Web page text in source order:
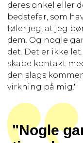
deres onkel eller
bedstefar, som
føler jeg, at jeg
dem. Og nogle
det. Det er ikke
skabe kontakt
den slags
virkning på mig."
"Nogle